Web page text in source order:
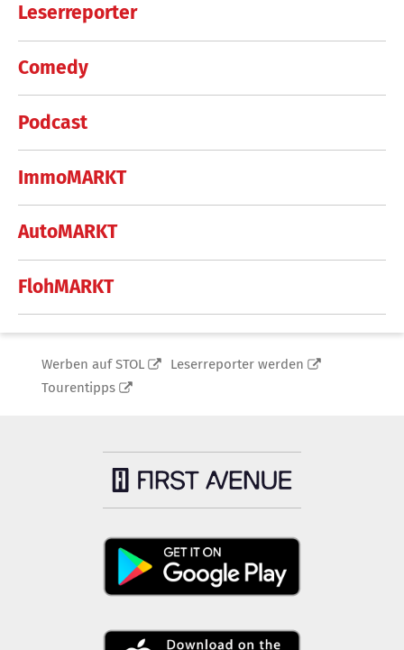
Leserreporter
Comedy
Podcast
ImmoMARKT
AutoMARKT
FlohMARKT
Werben auf STOL
Leserreporter werden
Tourentipps